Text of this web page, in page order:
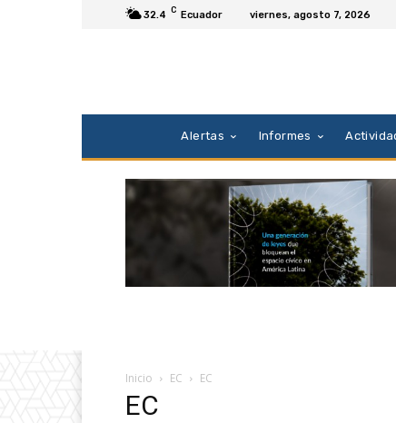
32.4 C Ecuador viernes, agosto 7, 2026
Alertas Informes
Inicio EC EC
EC